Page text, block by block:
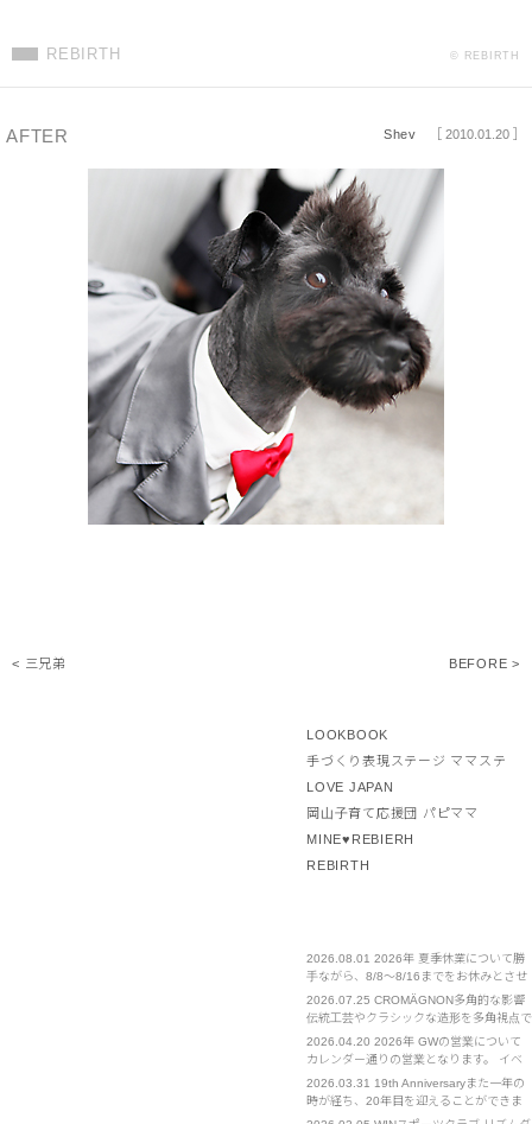
REBIRTH © REBIRTH
［ 2010.01.20 ］
Shev
AFTER
< 三兄弟 BEFORE >
LOOKBOOK
手づくり表現ステージ ママステ
LOVE JAPAN
岡山子育て応援団 パピママ
MINE♥REBIERH
REBIRTH
2026.08.01 2026年 夏季休業について勝
手ながら、8/8～8/16までをお休みとさせ
ていただきます。 ご不便をおかけいたし
ますが、お許しください。
2026.07.25 CROMÄGNON多角的な影響
伝統工芸やクラシックな造形を多角視点で
見直し、新たな発見や体感を提案する。
2026.04.20 2026年 GWの営業について
カレンダー通りの営業となります。 イベ
ント部門は通常営業となります。 お急ぎ
の場合は担当の携帯電話へのご連絡をお願
2026.03.31 19th Anniversaryまた一年の
時が経ち、20年目を迎えることができま
した。 クライアント様をはじめ、皆様へ